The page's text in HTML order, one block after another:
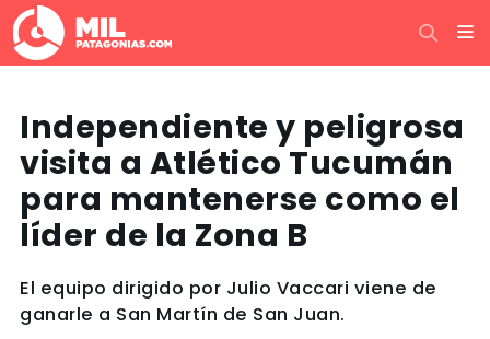
Independiente y peligrosa
visita a Atlético Tucumán
para mantenerse como el
líder de la Zona B
El equipo dirigido por Julio Vaccari viene de
ganarle a San Martín de San Juan.